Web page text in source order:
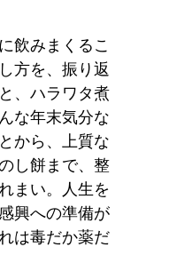
飲みまくるこ
方を、振り返
、ハラワタ煮
な年末気分な
から、上質な
し餅まで、整
まい。人生を
興への準備が
は毒だか薬だ